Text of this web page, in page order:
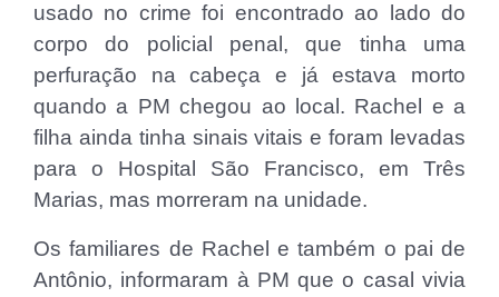
usado no crime foi encontrado ao lado do
corpo do policial penal, que tinha uma
perfuração na cabeça e já estava morto
quando a PM chegou ao local. Rachel e a
filha ainda tinha sinais vitais e foram levadas
para o Hospital São Francisco, em Três
Marias, mas morreram na unidade.
Os familiares de Rachel e também o pai de
Antônio, informaram à PM que o casal vivia